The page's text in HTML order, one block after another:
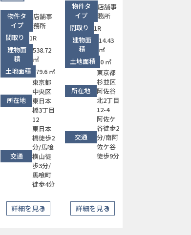
物件タ
イプ
店舗事
務所
間取り
1R
建物面
積
538.72
㎡
土地面積 79.6 ㎡
所在地
東京都
中央区
東日本
橋3丁目
12
交通
東日本
橋徒歩2
分/馬喰
横山徒
歩3分/
馬喰町
徒歩4分
詳細を見る
物件タ
イプ
店舗事
務所
間取り
1R
建物面
積
14.43
㎡
土地面積 0 ㎡
所在地
東京都
杉並区
阿佐谷
北2丁目
12-4
交通
阿佐ケ
谷徒歩2
分/南阿
佐ケ谷
徒歩9分
詳細を見る